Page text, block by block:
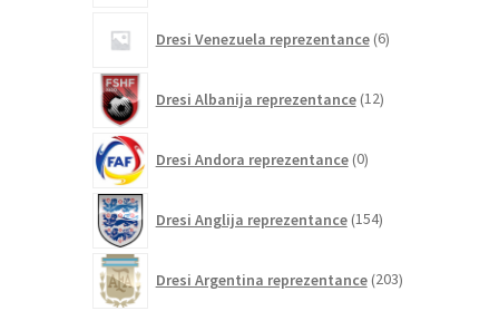
Dresi Venezuela reprezentance 6izdelkov
Dresi Albanija reprezentance 12izdelkov
Dresi Andora reprezentance 0izdelkov
Dresi Anglija reprezentance 154izdelkov
Dresi Argentina reprezentance 203izdelki